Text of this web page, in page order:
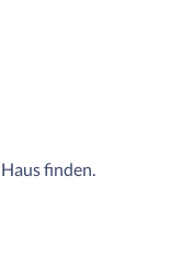
finden.